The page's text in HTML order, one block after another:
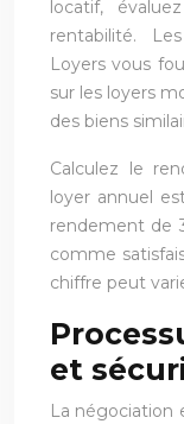
locatif,
rentabilité.
Loyers vous
sur les loyers
des biens
Calculez le
loyer annuel
rendement de
comme
chiffre peut
et
La négociation